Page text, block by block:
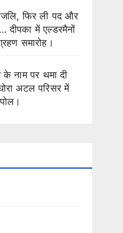
फिर ली पद और
दीपका में एल्डरमैनों
समारोह।
के नाम पर थमा दी
अटल परिसर में